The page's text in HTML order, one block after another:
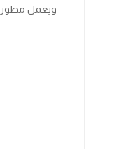
ويعمل مطورو